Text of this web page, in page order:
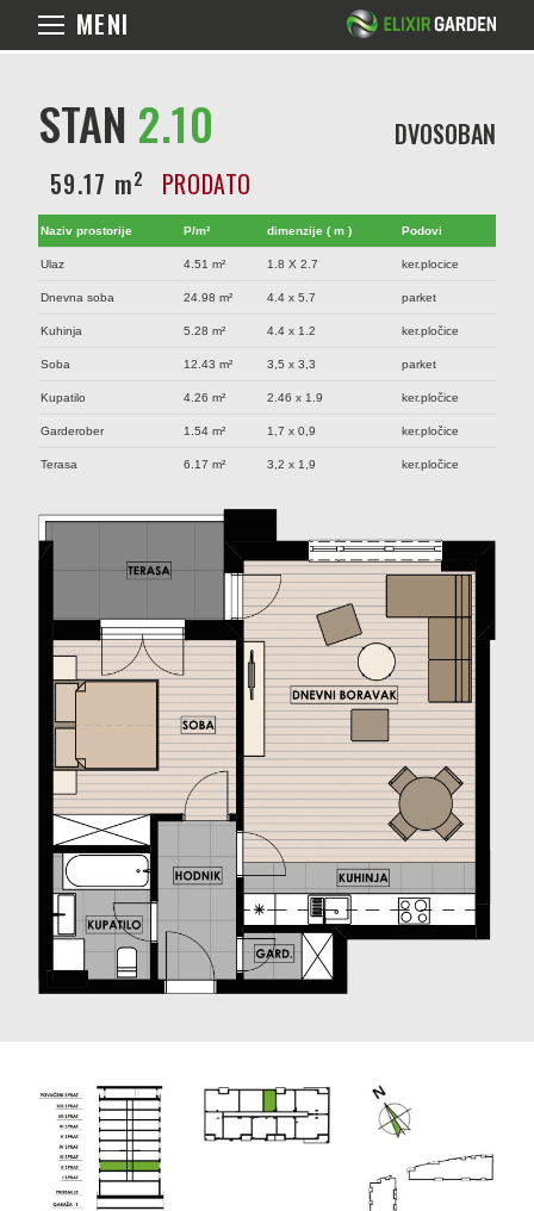
MENI
STAN 2.10
DVOSOBAN
59.17 m2 PRODATO
Naziv prostorije P/m² dimenzije ( m ) Podovi
Ulaz 4.51 m² 1.8 X 2.7 ker.plocice
Dnevna soba 24.98 m² 4.4 x 5.7 parket
Kuhinja 5.28 m² 4.4 x 1.2 ker.pločice
Soba 12.43 m² 3,5 x 3,3 parket
Kupatilo 4.26 m² 2.46 x 1.9 ker.pločice
Garderober 1.54 m² 1,7 x 0,9 ker.pločice
Terasa 6.17 m² 3,2 x 1,9 ker.pločice